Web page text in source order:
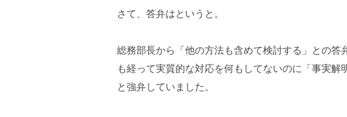
さて、答弁はというと。
総務部長から「他の方法も含めて検討する」との答
も経って実質的な対応を何もしてないのに「事実解
と強弁していました。